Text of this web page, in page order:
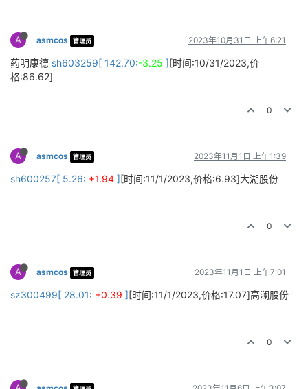
A asmcos 管理员 2023年10月31日 上午6:21
药明康德 sh603259[ 142.70:-3.25 ][时间:10/31/2023,价
格:86.62]
0
A asmcos 管理员 2023年11月1日 上午1:39
sh600257[ 5.26: +1.94 ][时间:11/1/2023,价格:6.93]大湖股份
0
A asmcos 管理员 2023年11月1日 上午7:01
sz300499[ 28.01: +0.39 ][时间:11/1/2023,价格:17.07]高澜股份
0